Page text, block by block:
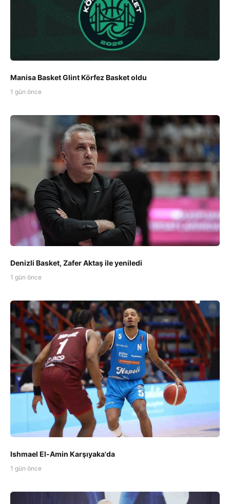
Manisa Basket Glint Körfez Basket oldu
1 gün önce
Denizli Basket, Zafer Aktaş ile yeniledi
1 gün önce
Ishmael El-Amin Karşıyaka'da
1 gün önce